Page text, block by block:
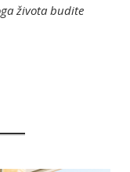
života budite